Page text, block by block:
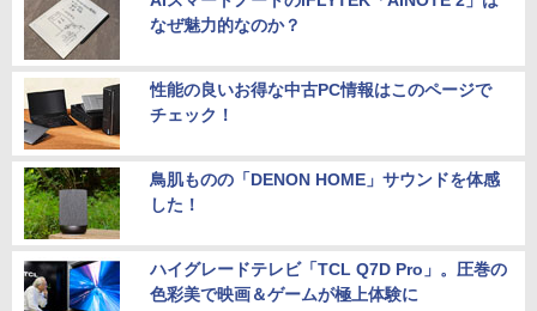
なぜ魅力的なのか？
性能の良いお得な中古PC情報はこのページで
チェック！
鳥肌ものの「DENON HOME」サウンドを体感
した！
ハイグレードテレビ「TCL Q7D Pro」。圧巻の
色彩美で映画＆ゲームが極上体験に